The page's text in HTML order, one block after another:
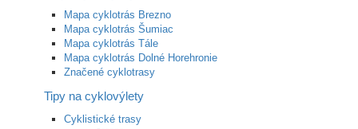
Mapa cyklotrás Brezno
Mapa cyklotrás Šumiac
Mapa cyklotrás Tále
Mapa cyklotrás Dolné Horehronie
Značené cyklotrasy
Tipy na cyklovýlety
Cyklistické trasy